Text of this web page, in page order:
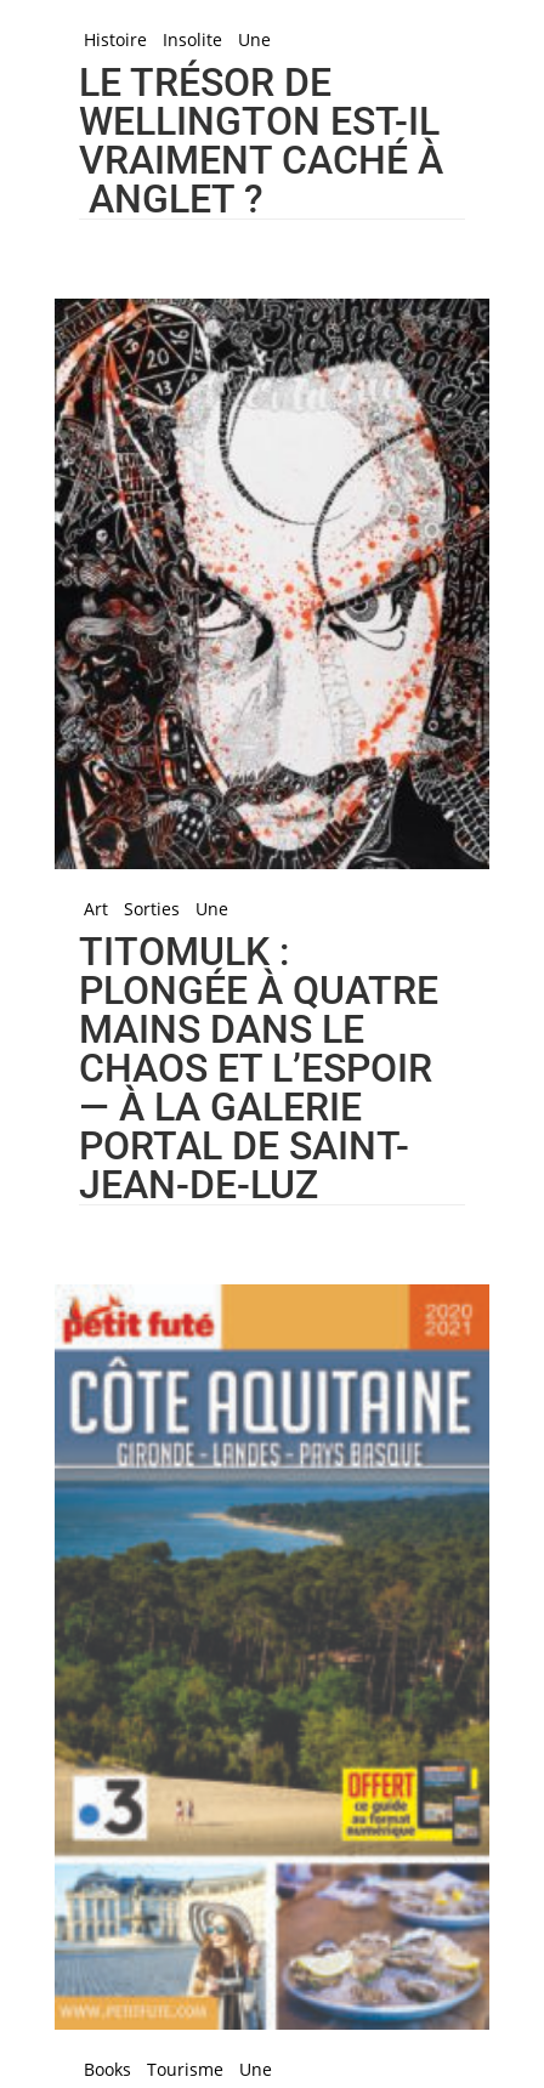
Histoire Insolite Une
LE TRÉSOR DE
WELLINGTON EST-IL
VRAIMENT CACHÉ À
ANGLET ?
Art Sorties Une
TITOMULK :
PLONGÉE À QUATRE
MAINS DANS LE
CHAOS ET L’ESPOIR
— À LA GALERIE
PORTAL DE SAINT-
JEAN-DE-LUZ
Books Tourisme Une